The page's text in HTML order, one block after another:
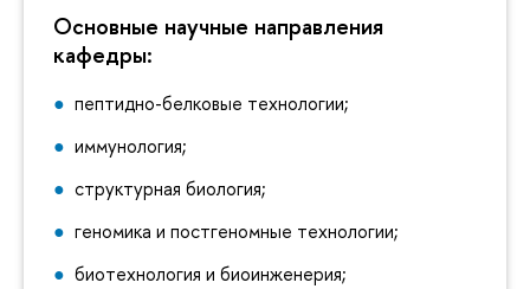
Основные научные направления
кафедры:
пептидно-белковые технологии;
иммунология;
структурная биология;
геномика и постгеномные технологии;
биотехнология и биоинженерия;